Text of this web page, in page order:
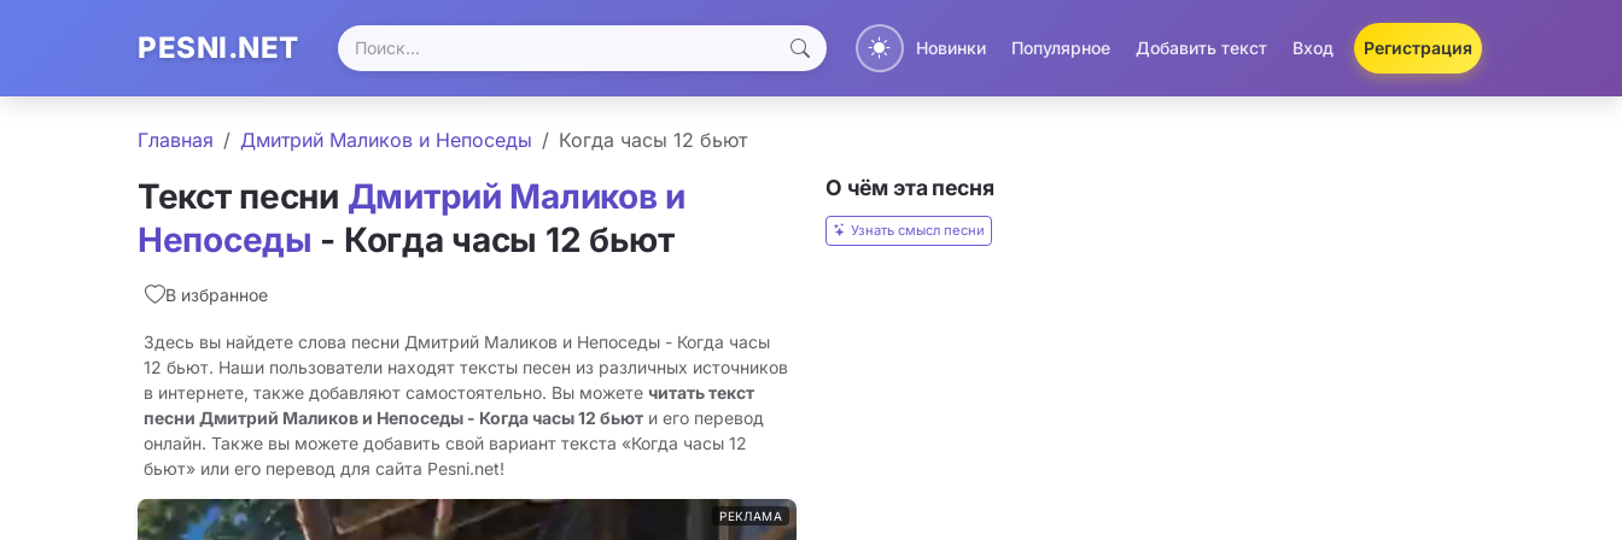
PESNI.NET Новинки Популярное Добавить текст Вход Регистрация
Главная Дмитрий Маликов и Непоседы Когда часы 12 бьют
Текст песни Дмитрий Маликов и
Непоседы - Когда часы 12 бьют
В избранное
Здесь вы найдете слова песни Дмитрий Маликов и Непоседы - Когда часы
12 бьют. Наши пользователи находят тексты песен из различных источников
в интернете, также добавляют самостоятельно. Вы можете читать текст
песни Дмитрий Маликов и Непоседы - Когда часы 12 бьют и его перевод
онлайн. Также вы можете добавить свой вариант текста «Когда часы 12
бьют» или его перевод для сайта Pesni.net!
РЕКЛАМА
О чём эта песня
Узнать смысл песни